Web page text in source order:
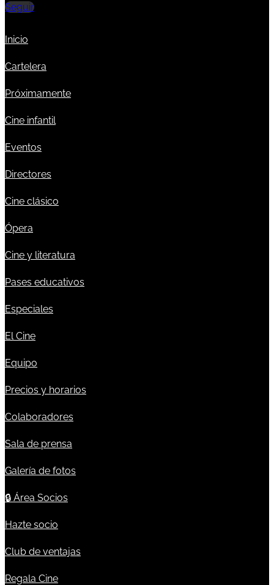
Seguir
Inicio
Cartelera
Próximamente
Cine infantil
Eventos
Directores
Cine clásico
Ópera
Cine y literatura
Pases educativos
Especiales
El Cine
Equipo
Precios y horarios
Colaboradores
Sala de prensa
Galería de fotos
🔒 Área Socios
Hazte socio
Club de ventajas
Regala Cine